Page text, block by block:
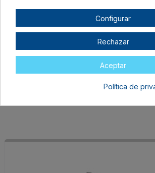
Completa las unidades por color, el botón para
carrito lo encontrarás al final de la tabla.
Filtrar lista de variantes por:
TALLA ÚNICA ADULTO
Configurar
Rechazar
Aceptar
Política de